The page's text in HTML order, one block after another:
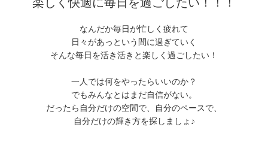
なんだか毎日が忙しく疲れて
日々があっという間に過ぎていく
そんな毎日を活き活きと楽しく過ごしたい！
一人では何をやったらいいのか？
でもみんなとはまだ自信がない。
だったら自分だけの空間で、自分のペースで、
自分だけの輝き方を探しましょ♪